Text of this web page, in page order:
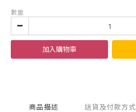
數量
加入購物車
商品描述 送貨及付款方式